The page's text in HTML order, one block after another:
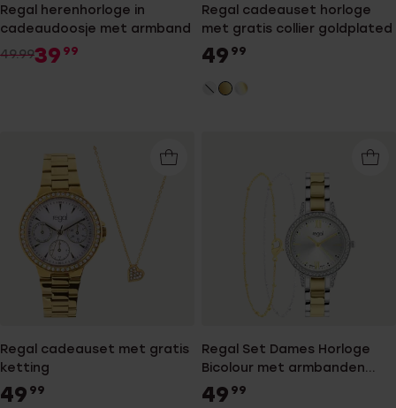
Regal herenhorloge in
cadeaudoosje met armband
49.9939 99
Regal cadeauset horloge
met gratis collier goldplated
49 99
Regal cadeauset met gratis
ketting
49 99
Regal Set Dames Horloge
Bicolour met armbanden
RG3043-01
49 99